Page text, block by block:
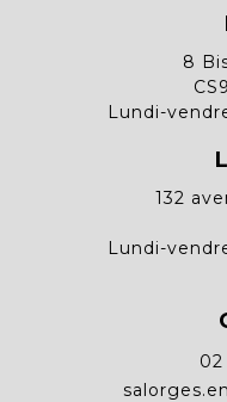
8
Lundi-
132
Lundi-
02